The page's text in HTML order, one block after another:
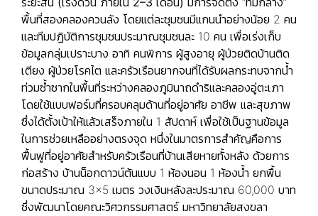
พื้นที่สองคลองควนลัง โดยแต่ละชุมชนมีแกนนำอย่างน้อย 2 คน
และทีมปฏิบัติการชุมชนประมาณชุมชนละ 10 คน เพื่อเร่งเก็บ
ข้อมูลกลุ่มเปราะบาง อาทิ คนพิการ ผู้สูงอายุ ผู้ป่วยติดบ้านติด
เตียง ผู้ป่วยโรคไต และครัวเรือนยากจนที่ได้รับผลกระทบจากน้ำ
ท่วมซ้ำซากในพื้นที่ระหว่างคลองภูมินาถดำริและคลองอู่ตะเภา
โดยใช้แบบฟอร์มที่ครอบคลุมด้านที่อยู่อาศัย อาชีพ และสุขภาพ
ซึ่งได้ตั้งเป้าให้แล้วเสร็จภายใน 1 สัปดาห์ เพื่อใช้เป็นฐานข้อมูล
ในการช่วยเหลืออย่างตรงจุด หนึ่งในมาตรการสำคัญคือการ
ฟื้นฟูที่อยู่อาศัยสำหรับครัวเรือนที่บ้านเสียหายทั้งหลัง ด้วยการ
ก่อสร้าง บ้านน็อกดาวน์ต้นแบบ 1 ห้องนอน 1 ห้องน้ำ ยกพื้น
ขนาดประมาณ 3×5 เมตร วงเงินหลังละประมาณ 60,000 บาท
ซึ่งพัฒนาโดยคณะวิศวกรรมศาสตร์ มหาวิทยาลัยสงขลา